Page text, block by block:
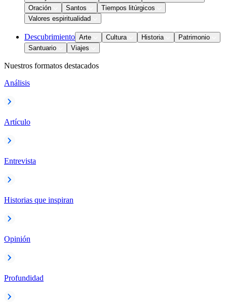
Oración
Santos
Tiempos litúrgicos
Valores espiritualidad
Descubrimiento Arte Cultura Historia
Patrimonio
Santuario
Viajes
Nuestros formatos destacados
Análisis
Artículo
Entrevista
Historias que inspiran
Opinión
Profundidad